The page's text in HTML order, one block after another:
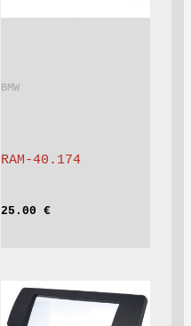
RAM-40.174
25.00 €